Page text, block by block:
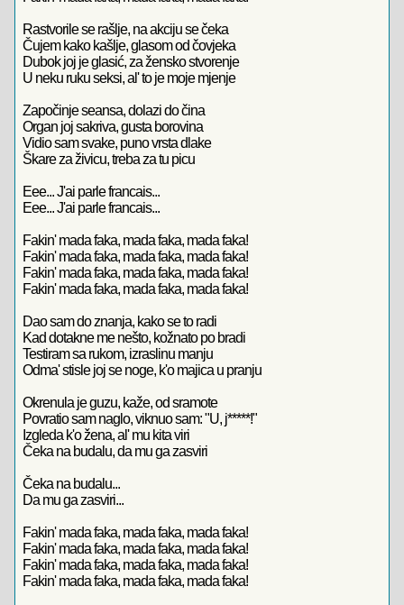
Rastvorile se rašlje, na akciju se čeka
Čujem kako kašlje, glasom od čovjeka
Dubok joj je glasić, za žensko stvorenje
U neku ruku seksi, al' to je moje mjenje
Započinje seansa, dolazi do čina
Organ joj sakriva, gusta borovina
Vidio sam svake, puno vrsta dlake
Škare za živicu, treba za tu picu
Eee... J'ai parle francais...
Eee... J'ai parle francais...
Fakin' mada faka, mada faka, mada faka!
Fakin' mada faka, mada faka, mada faka!
Fakin' mada faka, mada faka, mada faka!
Fakin' mada faka, mada faka, mada faka!
Dao sam do znanja, kako se to radi
Kad dotakne me nešto, kožnato po bradi
Testiram sa rukom, izraslinu manju
Odma' stisle joj se noge, k'o majica u pranju
Okrenula je guzu, kaže, od sramote
Povratio sam naglo, viknuo sam: "U, j*****!"
Izgleda k'o žena, al' mu kita viri
Čeka na budalu, da mu ga zasviri
Čeka na budalu...
Da mu ga zasviri...
Fakin' mada faka, mada faka, mada faka!
Fakin' mada faka, mada faka, mada faka!
Fakin' mada faka, mada faka, mada faka!
Fakin' mada faka, mada faka, mada faka!